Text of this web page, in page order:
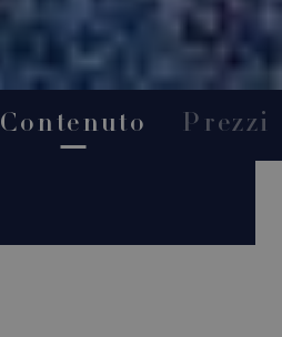
Contenuto Prezzi